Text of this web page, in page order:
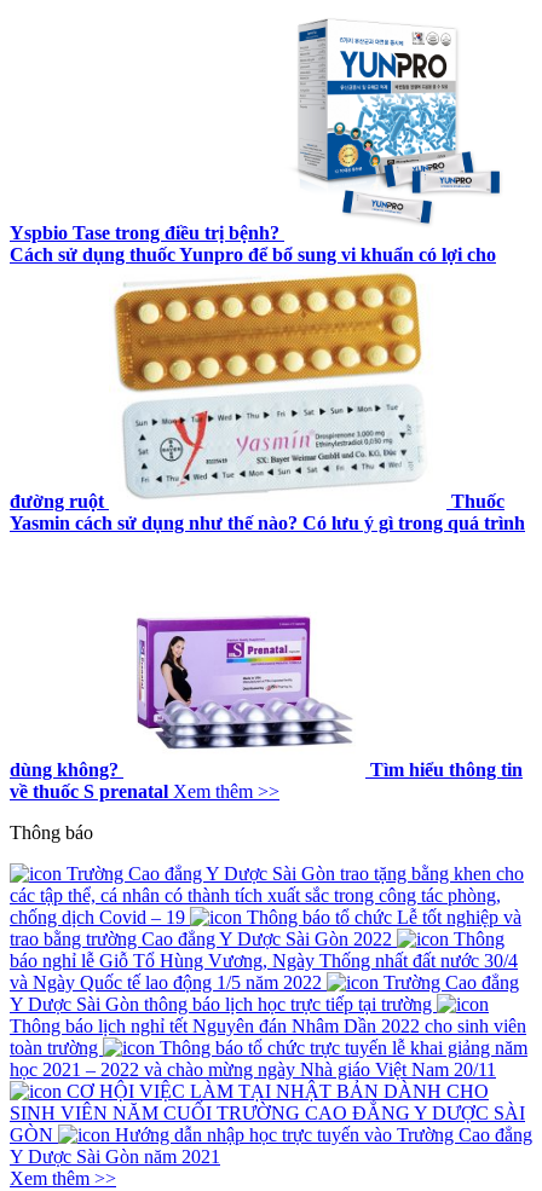
Yspbio Tase trong điều trị bệnh?
Cách sử dụng thuốc Yunpro để bổ sung vi khuẩn có lợi cho
đường ruột
Thuốc
Yasmin cách sử dụng như thế nào? Có lưu ý gì trong quá trình
dùng không?
Tìm hiểu thông tin
về thuốc S prenatal Xem thêm >>
Thông báo
Trường Cao đẳng Y Dược Sài Gòn trao tặng bằng khen cho
các tập thể, cá nhân có thành tích xuất sắc trong công tác phòng,
chống dịch Covid – 19
Thông báo tổ chức Lễ tốt nghiệp và
trao bằng trường Cao đẳng Y Dược Sài Gòn 2022
Thông
báo nghỉ lễ Giỗ Tổ Hùng Vương, Ngày Thống nhất đất nước 30/4
và Ngày Quốc tế lao động 1/5 năm 2022
Trường Cao đẳng
Y Dược Sài Gòn thông báo lịch học trực tiếp tại trường
Thông báo lịch nghỉ tết Nguyên đán Nhâm Dần 2022 cho sinh viên
toàn trường
Thông báo tổ chức trực tuyến lễ khai giảng năm
học 2021 – 2022 và chào mừng ngày Nhà giáo Việt Nam 20/11
CƠ HỘI VIỆC LÀM TẠI NHẬT BẢN DÀNH CHO
SINH VIÊN NĂM CUỐI TRƯỜNG CAO ĐẲNG Y DƯỢC SÀI
GÒN
Hướng dẫn nhập học trực tuyến vào Trường Cao đẳng
Y Dược Sài Gòn năm 2021
Xem thêm >>